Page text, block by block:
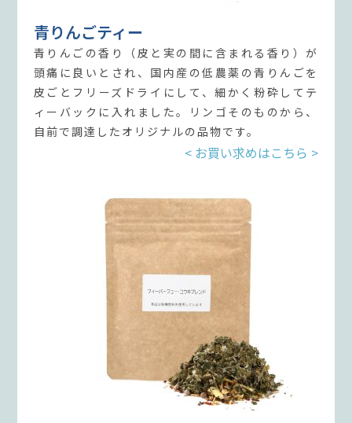
青りんごティー
青りんごの香り（皮と実の間に含まれる香り）が
頭痛に良いとされ、国内産の低農薬の青りんごを
皮ごとフリーズドライにして、細かく粉砕してテ
ィーバックに入れました。リンゴそのものから、
自前で調達したオリジナルの品物です。
< お買い求めはこちら >